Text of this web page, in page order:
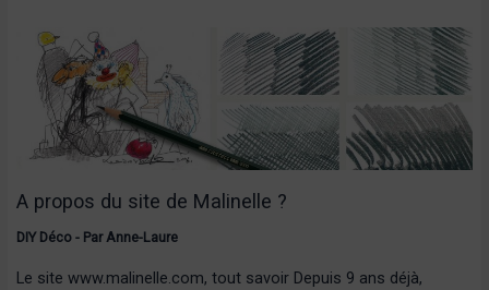
A propos du site de Malinelle ?
DIY Déco- ParAnne-Laure
Le site www.malinelle.com, tout savoir Depuis 9 ans déjà,